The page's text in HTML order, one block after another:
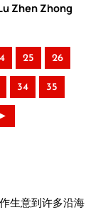
Zhen Zhong
25 26
34 35
►
生意到许多沿海